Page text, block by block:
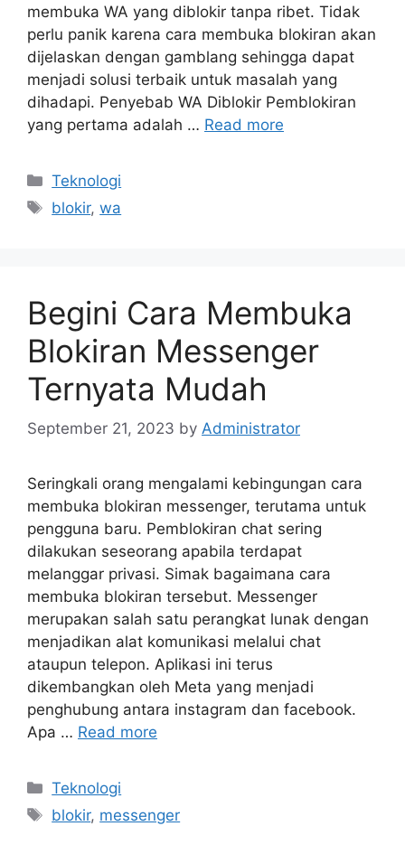
membuka WA yang diblokir tanpa ribet. Tidak
perlu panik karena cara membuka blokiran akan
dijelaskan dengan gamblang sehingga dapat
menjadi solusi terbaik untuk masalah yang
dihadapi. Penyebab WA Diblokir Pemblokiran
yang pertama adalah … Read more
Categories
Teknologi
Tags
blokir,wa
Begini Cara Membuka
Blokiran Messenger
Ternyata Mudah
September 21, 2023 by Administrator
Seringkali orang mengalami kebingungan cara
membuka blokiran messenger, terutama untuk
pengguna baru. Pemblokiran chat sering
dilakukan seseorang apabila terdapat
melanggar privasi. Simak bagaimana cara
membuka blokiran tersebut. Messenger
merupakan salah satu perangkat lunak dengan
menjadikan alat komunikasi melalui chat
ataupun telepon. Aplikasi ini terus
dikembangkan oleh Meta yang menjadi
penghubung antara instagram dan facebook.
Apa … Read more
Categories
Teknologi
Tags
blokir, messenger